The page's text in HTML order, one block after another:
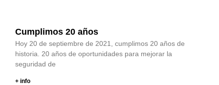
Cumplimos 20 años
Hoy 20 de septiembre de 2021, cumplimos 20 años de
historia. 20 años de oportunidades para mejorar la
seguridad de
+ info